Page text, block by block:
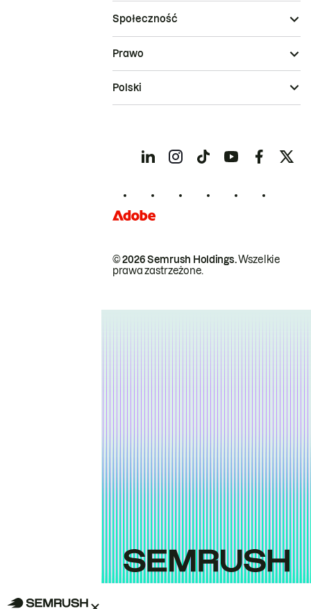
Społeczność
© 2026 Semrush Holdings.Wszelkie
prawa zastrzeżone.
Prawo
Polski